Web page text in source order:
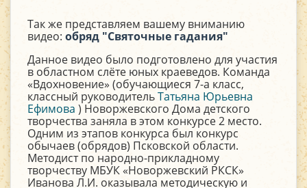
Так же представляем вашему вниманию
видео: обряд "Святочные гадания"
Данное видео было подготовлено для участия
в областном слёте юных краеведов. Команда
«Вдохновение» (обучающиеся 7-а класс,
классный руководительТатьяна Юрьевна
Ефимова ) Новоржевского Дома детского
творчества заняла в этом конкурсе 2 место.
Одним из этапов конкурса был конкурс
обычаев (обрядов) Псковской области.
Методист по народно-прикладному
творчеству МБУК «Новоржевский РКСК»
Иванова Л.И. оказывала методическую и